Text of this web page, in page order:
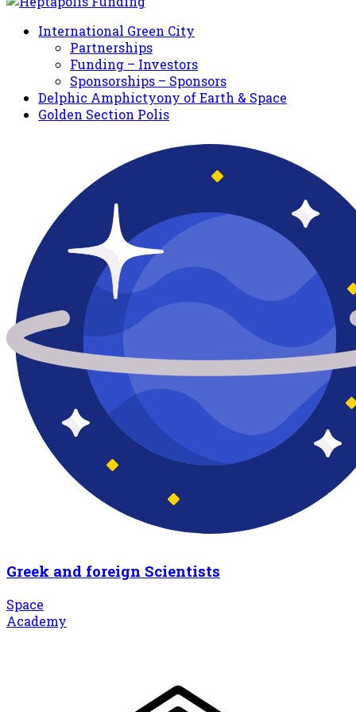
International Green City
Partnerships
Funding – Investors
Sponsorships – Sponsors
Delphic Amphictyony of Earth & Space
Golden Section Polis
Greek and foreign Scientists
Space
Academy